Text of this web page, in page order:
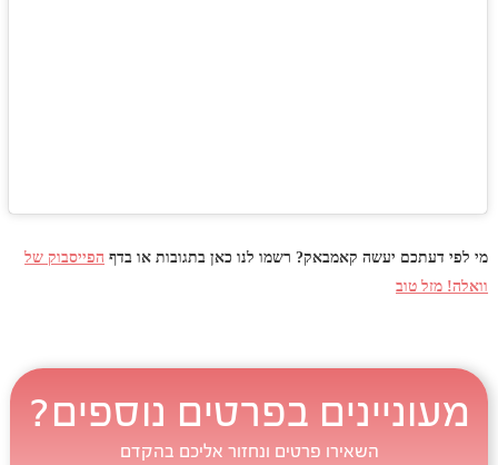
מי לפי דעתכם יעשה קאמבאק? רשמו לנו כאן בתגובות או בדף הפייסבוק של
וואלה! מזל טוב
מעוניינים בפרטים נוספים?
השאירו פרטים ונחזור אליכם בהקדם